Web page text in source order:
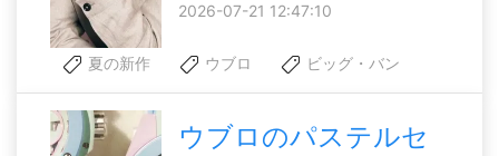
2026-07-21 12:47:10
夏の新作 ウブロ ビッグ・バン
ウブロのパステルセ